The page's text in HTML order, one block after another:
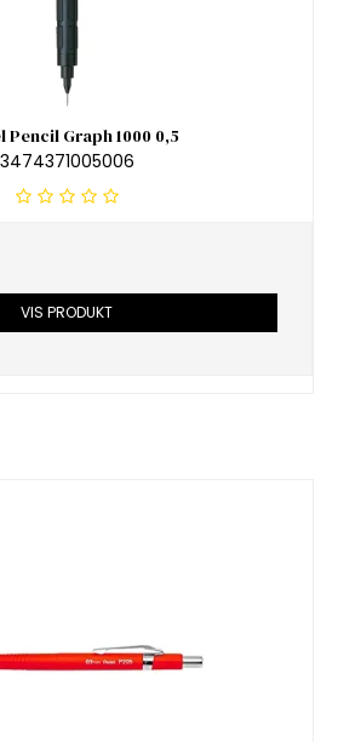
Pencil Graph 1000 0,5
3474371005006
VIS PRODUKT